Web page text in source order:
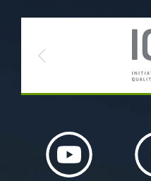
Previous